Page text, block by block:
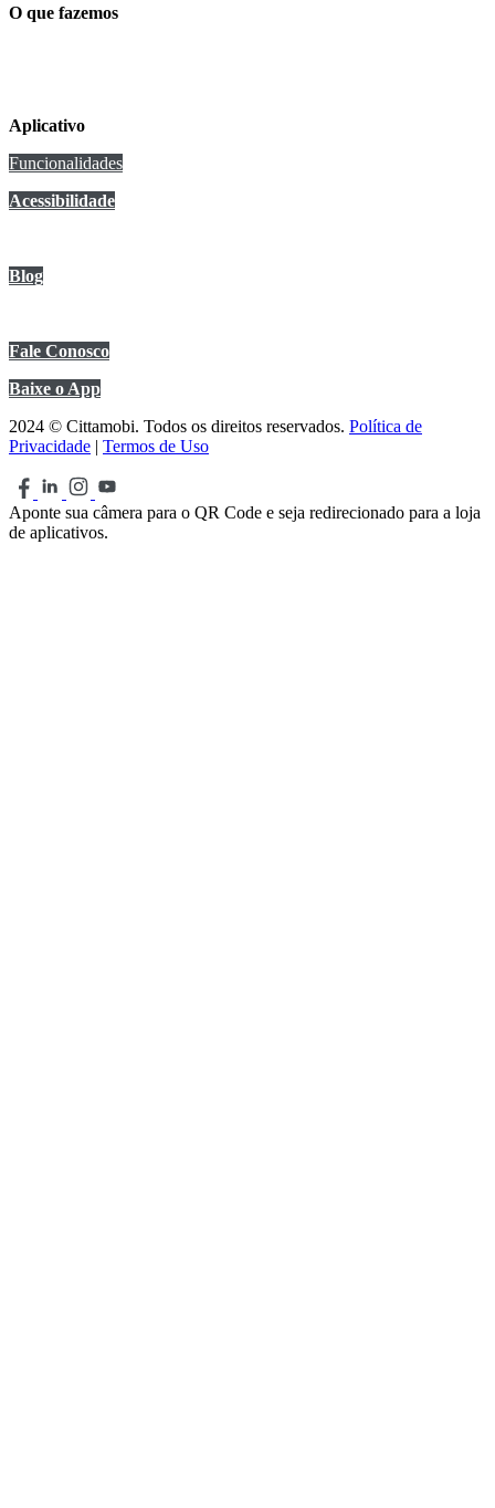
O que fazemos
Aplicativo
Funcionalidades
Acessibilidade
Blog
Fale Conosco
Baixe o App
2024 © Cittamobi. Todos os direitos reservados. Política de
Privacidade | Termos de Uso
Aponte sua câmera para o QR Code e seja redirecionado para a loja
de aplicativos.